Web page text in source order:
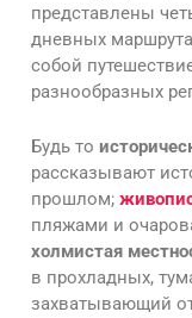
представлены
дневных
собой
разнообразных
Будь то
рассказывают
прошлом;
пляжами и
холмистая
в прохладных,
захватывающий